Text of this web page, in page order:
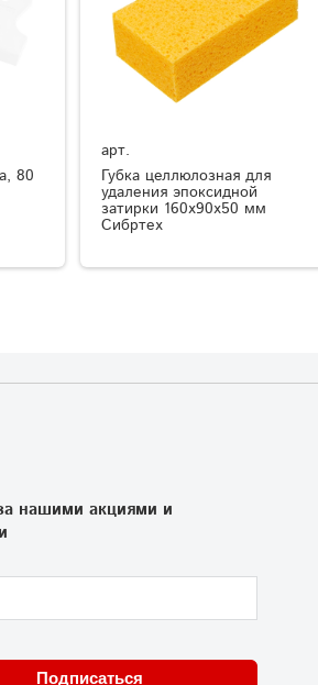
80
арт.
Губка целлюлозная для
удаления эпоксидной
затирки 160x90x50 мм
Сибртех
нашими акциями и
Подписаться